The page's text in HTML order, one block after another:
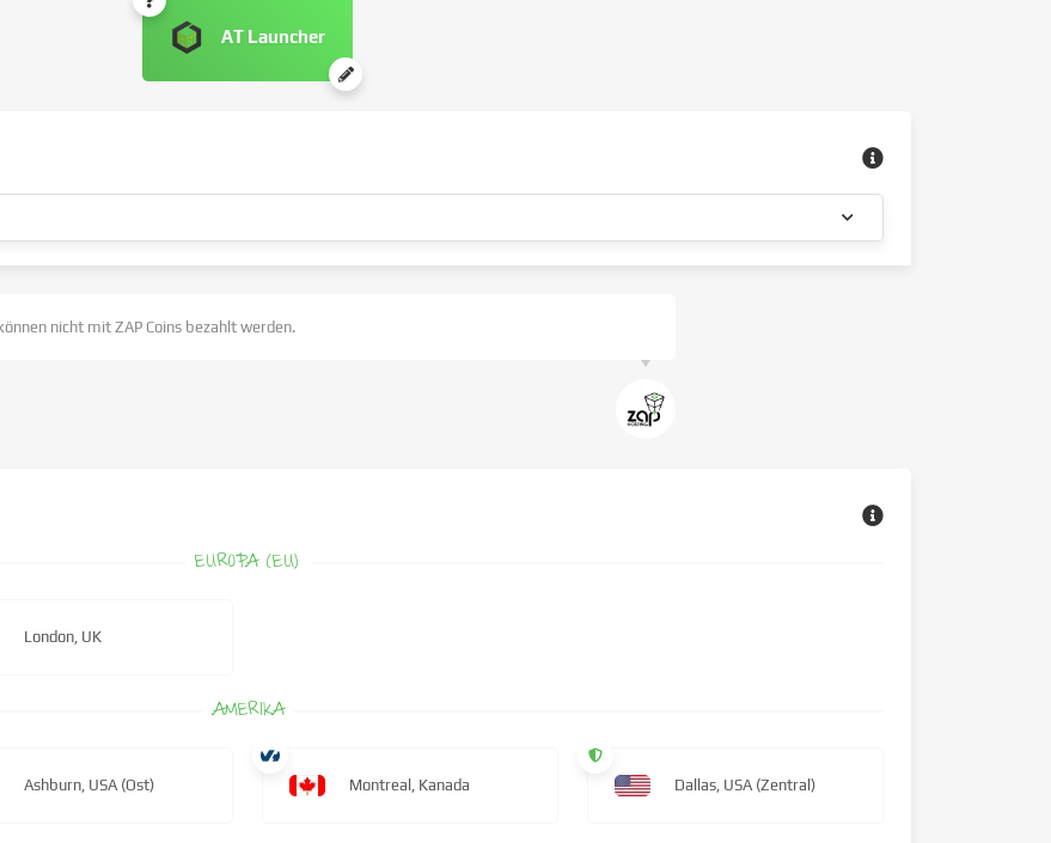
AT Launcher
nicht mit ZAP Coins bezahlt werden.
EUROPA (EU)
London, UK
AMERIKA
Ashburn, USA (Ost) Montreal, Kanada Dallas, USA (Zentral)